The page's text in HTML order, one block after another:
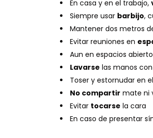
En casa y en el trabajo,
Siempre usar barbijo,
Mantener dos metros
Evitar reuniones en
Aun en espacios
Lavarse las manos
Toser y estornudar en el
No compartir mate ni
Evitar tocarse la cara
En caso de presentar